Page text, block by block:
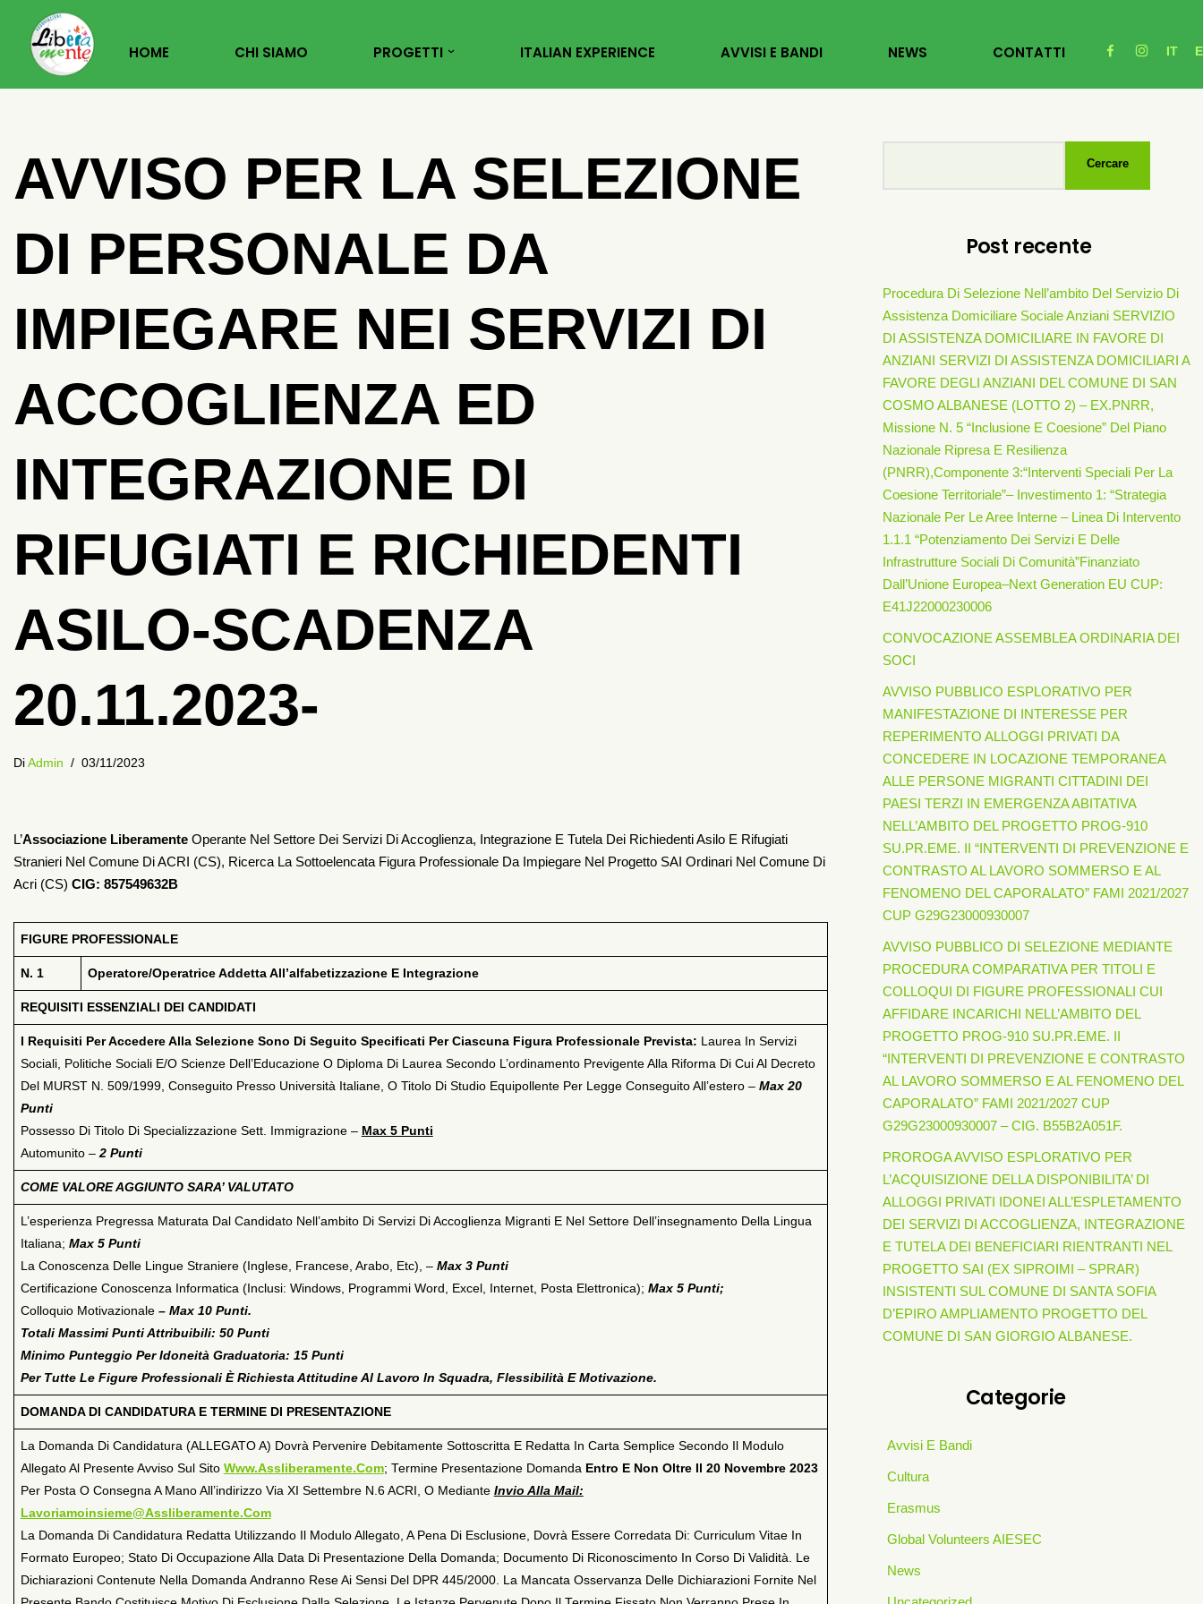
Vai
Contenuto
HOME CHI SIAMO PROGETTI ITALIAN EXPERIENCE AVVISI E BANDI NEWS CONTATTI IT
AVVISO PER LA SELEZIONE
DI PERSONALE DA
IMPIEGARE NEI SERVIZI DI
ACCOGLIENZA ED
INTEGRAZIONE DI
RIFUGIATI E RICHIEDENTI
ASILO-SCADENZA
20.11.2023-
Di Admin 03/11/2023
L’Associazione Liberamente Operante Nel Settore Dei Servizi Di Accoglienza, Integrazione E Tutela Dei Richiedenti Asilo E Rifugiati
Stranieri Nel Comune Di ACRI (CS), Ricerca La Sottoelencata Figura Professionale Da Impiegare Nel Progetto SAI Ordinari Nel Comune Di
Acri (CS) CIG: 857549632B
FIGURE PROFESSIONALE
N. 1 Operatore/Operatrice Addetta All’alfabetizzazione E Integrazione
REQUISITI ESSENZIALI DEI CANDIDATI
I Requisiti Per Accedere Alla Selezione Sono Di Seguito Specificati Per Ciascuna Figura Professionale Prevista: Laurea In Servizi
Sociali, Politiche Sociali E/o Scienze Dell’Educazione O Diploma Di Laurea Secondo L’ordinamento Previgente Alla Riforma Di Cui Al Decreto
Del MURST N. 509/1999, Conseguito Presso Università Italiane, O Titolo Di Studio Equipollente Per Legge Conseguito All’estero – Max 20
Punti
Possesso Di Titolo Di Specializzazione Sett. Immigrazione – Max 5 Punti
Automunito –2 Punti
COME VALORE AGGIUNTO SARA’ VALUTATO
L’esperienza Pregressa Maturata Dal Candidato Nell’ambito Di Servizi Di Accoglienza Migranti E Nel Settore Dell’insegnamento Della Lingua
Italiana; Max 5 Punti
La Conoscenza Delle Lingue Straniere (Inglese, Francese, Arabo, Etc), – Max 3 Punti
Certificazione Conoscenza Informatica (inclusi: Windows, Programmi Word, Excel, Internet, Posta Elettronica); Max 5 Punti;
Colloquio Motivazionale– Max 10 Punti.
Totali Massimi Punti Attribuibili: 50 Punti
Minimo Punteggio Per Idoneità Graduatoria: 15 Punti
Per Tutte Le Figure Professionali È Richiesta Attitudine Al Lavoro In Squadra, Flessibilità E Motivazione.
DOMANDA DI CANDIDATURA E TERMINE DI PRESENTAZIONE
La Domanda Di Candidatura (ALLEGATO A) Dovrà Pervenire Debitamente Sottoscritta E Redatta In Carta Semplice Secondo Il Modulo
Allegato Al Presente Avviso Sul Sito Www.assliberamente.com; Termine Presentazione Domanda Entro E Non Oltre Il 20 Novembre 2023
Per Posta O Consegna A Mano All’indirizzo Via XI Settembre N.6 ACRI, O Mediante Invio Alla Mail:
Lavoriamoinsieme@assliberamente.com
La Domanda Di Candidatura Redatta Utilizzando Il Modulo Allegato, A Pena Di Esclusione, Dovrà Essere Corredata Di: Curriculum Vitae In
Formato Europeo; Stato Di Occupazione Alla Data Di Presentazione Della Domanda; Documento Di Riconoscimento In Corso Di Validità. Le
Dichiarazioni Contenute Nella Domanda Andranno Rese Ai Sensi Del DPR 445/2000. La Mancata Osservanza Delle Dichiarazioni Fornite Nel
Cercare
Post recente
Procedura Di Selezione Nell’ambito Del Servizio Di
Assistenza Domiciliare Sociale Anziani SERVIZIO
DI ASSISTENZA DOMICILIARE IN FAVORE DI
ANZIANI SERVIZI DI ASSISTENZA DOMICILIARI A
FAVORE DEGLI ANZIANI DEL COMUNE DI SAN
COSMO ALBANESE (LOTTO 2) – EX.PNRR,
Missione N. 5 “Inclusione E Coesione” Del Piano
Nazionale Ripresa E Resilienza
(PNRR),Componente 3:“Interventi Speciali Per La
Coesione Territoriale”– Investimento 1: “Strategia
Nazionale Per Le Aree Interne – Linea Di Intervento
1.1.1 “Potenziamento Dei Servizi E Delle
Infrastrutture Sociali Di Comunità”finanziato
Dall’Unione Europea–Next Generation EU CUP:
E41J22000230006
CONVOCAZIONE ASSEMBLEA ORDINARIA DEI
SOCI
AVVISO PUBBLICO ESPLORATIVO PER
MANIFESTAZIONE DI INTERESSE PER
REPERIMENTO ALLOGGI PRIVATI DA
CONCEDERE IN LOCAZIONE TEMPORANEA
ALLE PERSONE MIGRANTI CITTADINI DEI
PAESI TERZI IN EMERGENZA ABITATIVA
NELL’AMBITO DEL PROGETTO PROG-910
SU.PR.EME. II “INTERVENTI DI PREVENZIONE E
CONTRASTO AL LAVORO SOMMERSO E AL
FENOMENO DEL CAPORALATO” FAMI 2021/2027
CUP G29G23000930007
AVVISO PUBBLICO DI SELEZIONE MEDIANTE
PROCEDURA COMPARATIVA PER TITOLI E
COLLOQUI DI FIGURE PROFESSIONALI CUI
AFFIDARE INCARICHI NELL’AMBITO DEL
PROGETTO PROG-910 SU.PR.EME. II
“INTERVENTI DI PREVENZIONE E CONTRASTO
AL LAVORO SOMMERSO E AL FENOMENO DEL
CAPORALATO” FAMI 2021/2027 CUP
G29G23000930007 – CIG. B55B2A051F.
PROROGA AVVISO ESPLORATIVO PER
L’ACQUISIZIONE DELLA DISPONIBILITA’ DI
ALLOGGI PRIVATI IDONEI ALL’ESPLETAMENTO
DEI SERVIZI DI ACCOGLIENZA, INTEGRAZIONE
E TUTELA DEI BENEFICIARI RIENTRANTI NEL
PROGETTO SAI (EX SIPROIMI – SPRAR)
INSISTENTI SUL COMUNE DI SANTA SOFIA
D’EPIRO AMPLIAMENTO PROGETTO DEL
COMUNE DI SAN GIORGIO ALBANESE.
Categorie
Avvisi E Bandi
Cultura
Erasmus
Global Volunteers AIESEC
News